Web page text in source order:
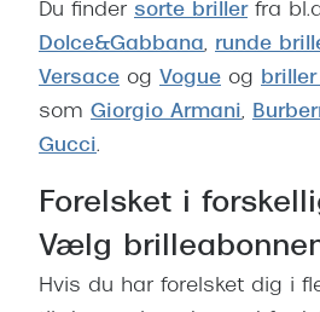
Du finder sorte brillerfra
Dolce&Gabbana, runde
Versace og Vogue og
som Giorgio Armani,
Gucci.
Forelsket i
Vælg
Hvis du har forelsket dig i